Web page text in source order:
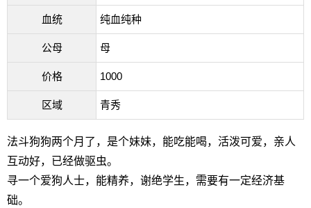
血统 纯血纯种
公母 母
价格 1000
区域 青秀
法斗狗狗两个月了，是个妹妹，能吃能喝，活泼可爱，亲人
互动好，已经做驱虫。
寻一个爱狗人士，能精养，谢绝学生，需要有一定经济基
础。